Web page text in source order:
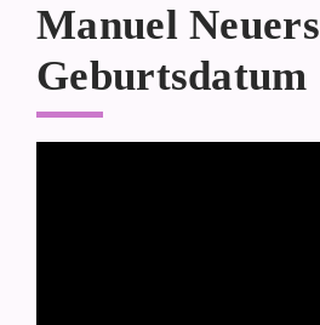
Manuel Neuers
Geburtsdatum